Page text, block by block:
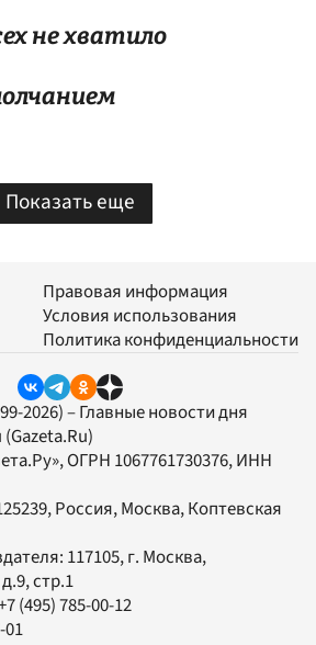
не хватило
Показать еще
Правовая информация
Условия использования
Политика конфиденциальности
2026) – Главные новости дня
(Gazeta.Ru)
, ОГРН 1067761730376, ИНН
Россия, Москва, Коптевская
117105, г. Москва,
стр.1
(495) 785-00-12
01